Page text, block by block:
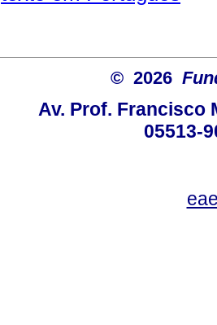
© 2026
Av. Prof. Francisco
05513-